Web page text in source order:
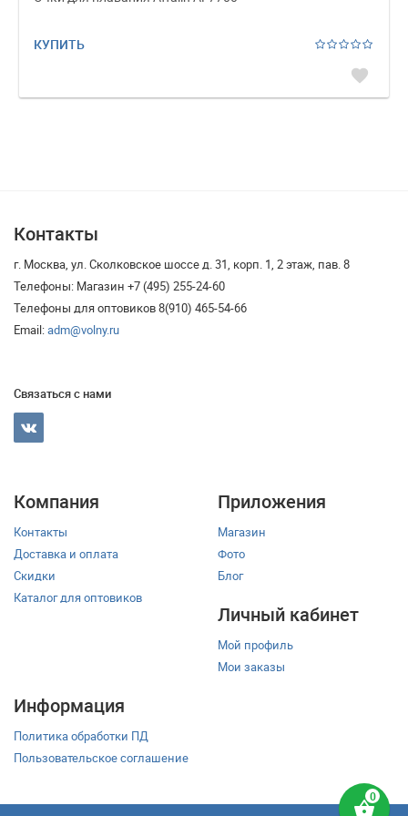
shopping_basket
КУПИТЬ
favorite
Контакты
г. Москва, ул. Сколковское шоссе д. 31, корп. 1, 2 этаж, пав. 8
Телефоны: Магазин +7 (495) 255-24-60
Телефоны для оптовиков 8(910) 465-54-66
Email:adm@volny.ru
Связаться с нами
Компания
Контакты
Доставка и оплата
Скидки
Каталог для оптовиков
Приложения
Магазин
Фото
Блог
Личный кабинет
Мой профиль
Мои заказы
Информация
Политика обработки ПД
Пользовательское соглашение